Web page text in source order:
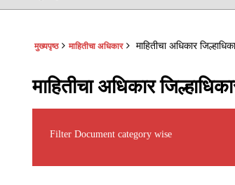
मुख्यपृष्ठ माहितीचा अधिकार माहितीचा अधिकार
माहितीचा अधिकार
Filter Document category wise